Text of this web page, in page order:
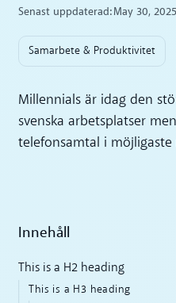
Senast uppdaterad:May 30, 2025
Samarbete & Produktivitet
Millennials är idag den
svenska arbetsplatser
telefonsamtal i möjligaste
Innehåll
This is a H2 heading
This is a H3 heading